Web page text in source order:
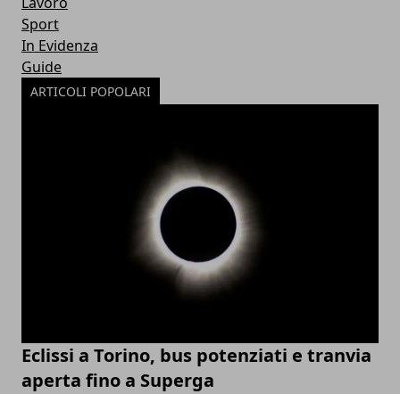
Sport
In Evidenza
Guide
ARTICOLI POPOLARI
Eclissi a Torino, bus potenziati e tranvia
aperta fino a Superga